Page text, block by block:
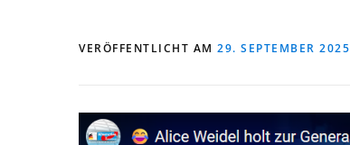
VERÖFFENTLICHT AM 29. SEPTEMBER 2025